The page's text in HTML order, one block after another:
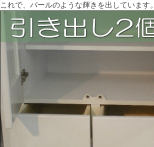
これで、パールのような輝きを出しています。